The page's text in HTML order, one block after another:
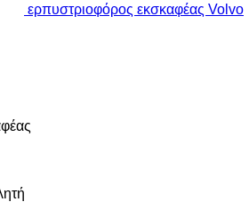
ερπυστριοφόρος εκσκαφέας Volvo